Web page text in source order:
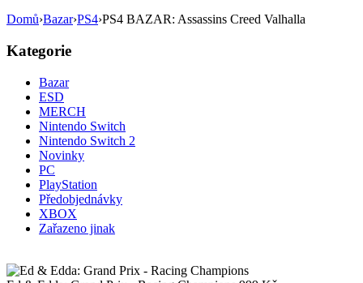
Domů›Bazar›PS4›PS4 BAZAR: Assassins Creed Valhalla
Kategorie
Bazar
ESD
MERCH
Nintendo Switch
Nintendo Switch 2
Novinky
PC
PlayStation
Předobjednávky
XBOX
Zařazeno jinak